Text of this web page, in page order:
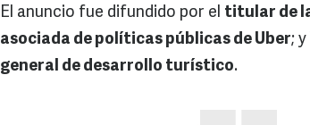
El anuncio fue difundido por el titular de
asociada de políticas públicas de Uber; y
general de desarrollo turístico.